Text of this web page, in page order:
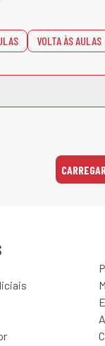
VOLTA ÀS AULAS